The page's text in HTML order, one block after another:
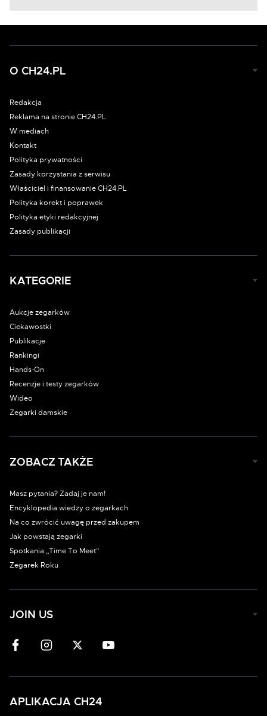
O CH24.PL
Redakcja
Reklama na stronie CH24.PL
W mediach
Kontakt
Polityka prywatności
Zasady korzystania z serwisu
Właściciel i finansowanie CH24.PL
Polityka korekt i poprawek
Polityka etyki redakcyjnej
Zasady publikacji
KATEGORIE
Aukcje zegarków
Ciekawostki
Publikacje
Rankingi
Hands-On
Recenzje i testy zegarków
Wideo
Zegarki damskie
ZOBACZ TAKŻE
Masz pytania? Zadaj je nam!
Encyklopedia wiedzy o zegarkach
Na co zwrócić uwagę przed zakupem
Jak powstają zegarki
Spotkania „Time To Meet”
Zegarek Roku
JOIN US
APLIKACJA CH24